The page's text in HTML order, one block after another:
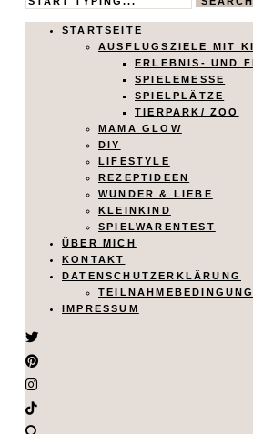
STARTSEITE
AUSFLUGSZIELE MIT
ERLEBNIS- UND
SPIELEMESSE
SPIELPLÄTZE
TIERPARK/ ZOO
MAMA GLOW
DIY
LIFESTYLE
REZEPTIDEEN
WUNDER & LIEBE
KLEINKIND
SPIELWARENTEST
ÜBER MICH
KONTAKT
DATENSCHUTZERKLÄRUNG
IMPRESSUM